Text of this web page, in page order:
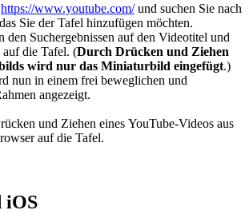
https://www.youtube.com/und suchen Sie nach
Sie der Tafel hinzufügen möchten.
den Suchergebnissen auf den Videotitel und
auf die Tafel. (Durch Drücken und Ziehen
wird nur das Miniaturbild eingefügt.)
nun in einem frei beweglichen und
angezeigt.
und Ziehen eines YouTube-Videos aus
auf die Tafel.
iOS